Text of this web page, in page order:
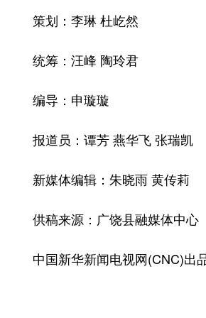
策划：李琳 杜屹然
统筹：汪峰 陶玲君
编导：申璇璇
报道员：谭芳 燕华飞 张瑞凯
新媒体编辑：朱晓雨 黄传莉
供稿来源：广饶县融媒体中心
中国新华新闻电视网(CNC)出